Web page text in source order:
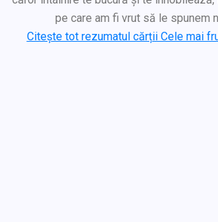
pe care am fi vrut să le spunem
Citește tot rezumatul cărții Cele mai